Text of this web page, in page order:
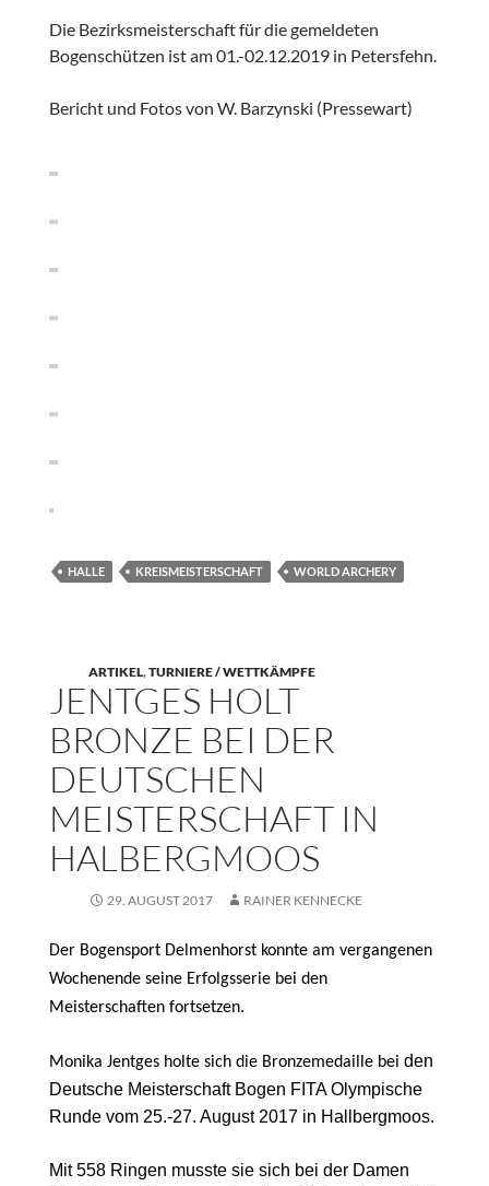
Die Bezirksmeisterschaft für die gemeldeten
Bogenschützen ist am 01.-02.12.2019 in Petersfehn.
Bericht und Fotos von W. Barzynski (Pressewart)
HALLE KREISMEISTERSCHAFT WORLD ARCHERY
ARTIKEL,TURNIERE / WETTKÄMPFE
JENTGES HOLT
BRONZE BEI DER
DEUTSCHEN
MEISTERSCHAFT IN
HALBERGMOOS
29. AUGUST 2017 RAINER KENNECKE
Der Bogensport Delmenhorst konnte am vergangenen
Wochenende seine Erfolgsserie bei den
Meisterschaften fortsetzen.
Monika Jentges holte sich die Bronzemedaille bei den
Deutsche Meisterschaft Bogen FITA Olympische
Runde vom 25.-27. August 2017 in Hallbergmoos.
Mit 558 Ringen musste sie sich bei der Damen